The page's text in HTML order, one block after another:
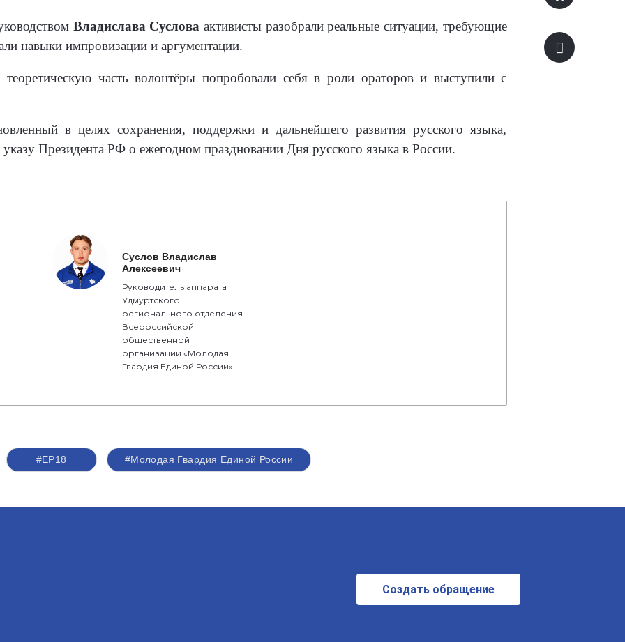
Владислава Суслова активисты разобрали реальные ситуации, требующие
навыки импровизации и аргументации.
часть волонтёры попробовали себя в роли ораторов и выступили с
в целях сохранения, поддержки и дальнейшего развития русского языка,
Президента РФ о ежегодном праздновании Дня русского языка в России.
Суслов Владислав
Алексеевич
Руководитель аппарата
Удмуртского
регионального отделения
Всероссийской
общественной
организации «Молодая
Гвардия Единой России»
#ЕР18 #Молодая Гвардия Единой России
Создать обращение